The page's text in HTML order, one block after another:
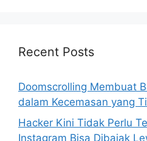
h
r
:
Recent Posts
Doomscrolling Membuat
dalam Kecemasan yang
Hacker Kini Tidak Perlu
Instagram Bisa Dibajak